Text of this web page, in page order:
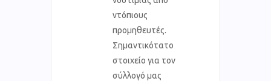
ντόπιους
προμηθευτές.
Σημαντικότατο
στοιχείο για τον
σύλλογό μας